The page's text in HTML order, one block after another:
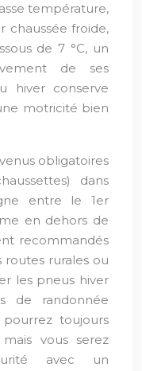
température,
chaussée froide,
de 7 °C, un
de ses
hiver conserve
motricité bien
obligatoires
dans
entre le 1er
en dehors de
recommandés
routes rurales ou
les pneus hiver
de randonnée
toujours
vous serez
avec un